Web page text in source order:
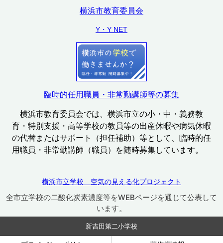
横浜市教育委員会
Y・Y NET
臨時的任用職員・非常勤講師等の募集
横浜市教育委員会では、横浜市立の小・中・義務教
育・特別支援・高等学校の教員等の出産休暇や病気休暇
の代替またはサポート（担任補助）等として、臨時的任
用職員・非常勤講師（職員）を随時募集しています。
横浜市立学校 空気の見える化プロジェクト
全市立学校の二酸化炭素濃度等をWEBページを通じて公表して
います。
新吉田第二小学校